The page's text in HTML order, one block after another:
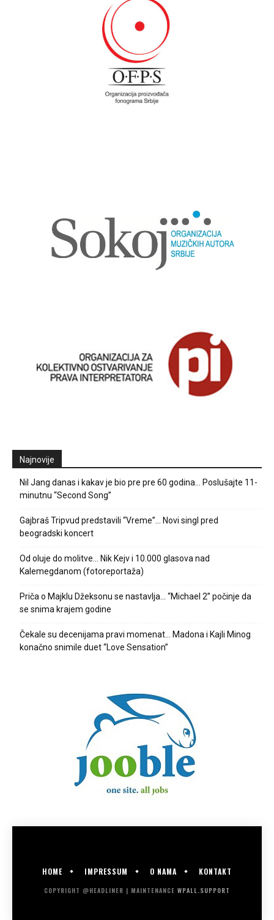
Najnovije
Nil Jang danas i kakav je bio pre pre 60 godina… Poslušajte 11-
minutnu “Second Song”
Gajbraš Tripvud predstavili “Vreme”… Novi singl pred
beogradski koncert
Od oluje do molitve… Nik Kejv i 10.000 glasova nad
Kalemegdanom (fotoreportaža)
Priča o Majklu Džeksonu se nastavlja… “Michael 2” počinje da
se snima krajem godine
Čekale su decenijama pravi momenat… Madona i Kajli Minog
konačno snimile duet “Love Sensation”
HOME IMPRESSUM O NAMA KONTAKT
COPYRIGHT @HEADLINER | MAINTENANCE WPALL.SUPPORT